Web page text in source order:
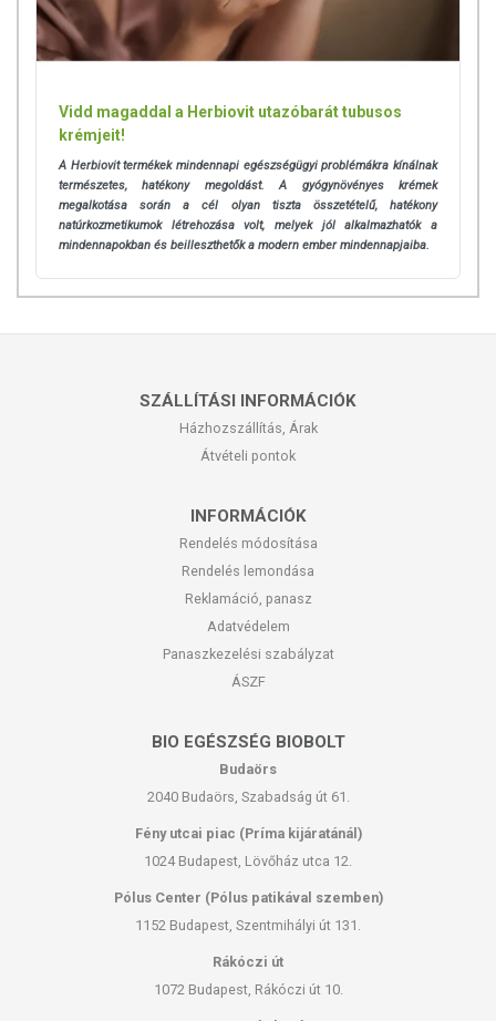
Vidd magaddal a Herbiovit utazóbarát tubusos
krémjeit!
A Herbiovit termékek mindennapi egészségügyi problémákra kínálnak
természetes, hatékony megoldást. A gyógynövényes krémek
megalkotása során a cél olyan tiszta összetételű, hatékony
natúrkozmetikumok létrehozása volt, melyek jól alkalmazhatók a
mindennapokban és beilleszthetők a modern ember mindennapjaiba.
SZÁLLÍTÁSI INFORMÁCIÓK
Házhozszállítás, Árak
Átvételi pontok
INFORMÁCIÓK
Rendelés módosítása
Rendelés lemondása
Reklamáció, panasz
Adatvédelem
Panaszkezelési szabályzat
ÁSZF
BIO EGÉSZSÉG BIOBOLT
Budaörs
2040 Budaörs, Szabadság út 61.
Fény utcai piac (Príma kijáratánál)
1024 Budapest, Lövőház utca 12.
Pólus Center (Pólus patikával szemben)
1152 Budapest, Szentmihályi út 131.
Rákóczi út
1072 Budapest, Rákóczi út 10.